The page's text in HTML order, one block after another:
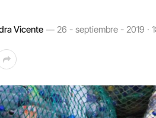
Vicente 26 - septiembre - 2019 ·